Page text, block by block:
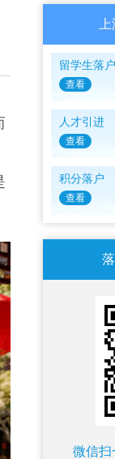
留学生落户
查看
人才引进
查看
积分落户
查看
微信